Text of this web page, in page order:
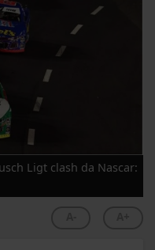
Ligt clash da Nascar: